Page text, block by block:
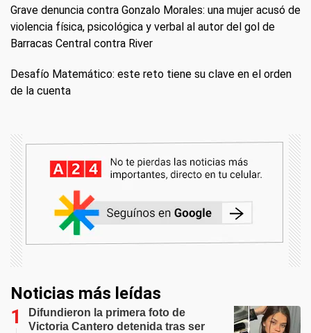
Grave denuncia contra Gonzalo Morales: una mujer acusó de
violencia física, psicológica y verbal al autor del gol de
Barracas Central contra River
Desafío Matemático: este reto tiene su clave en el orden
de la cuenta
Noticias más leídas
Difundieron la primera foto de
Victoria Cantero detenida tras ser